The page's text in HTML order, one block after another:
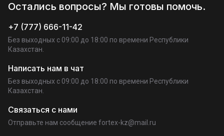
Остались вопросы? Мы готовы помочь.
+7 (777) 666-11-42
Без выходных c 09:00 до 18:00 по времени Республики
Казахстан.
Написать нам в чат
Без выходных c 09:00 до 18:00 по времени Республики
Казахстан.
Связаться с нами
Отправьте нам сообщение fortex-kz@mail.ru